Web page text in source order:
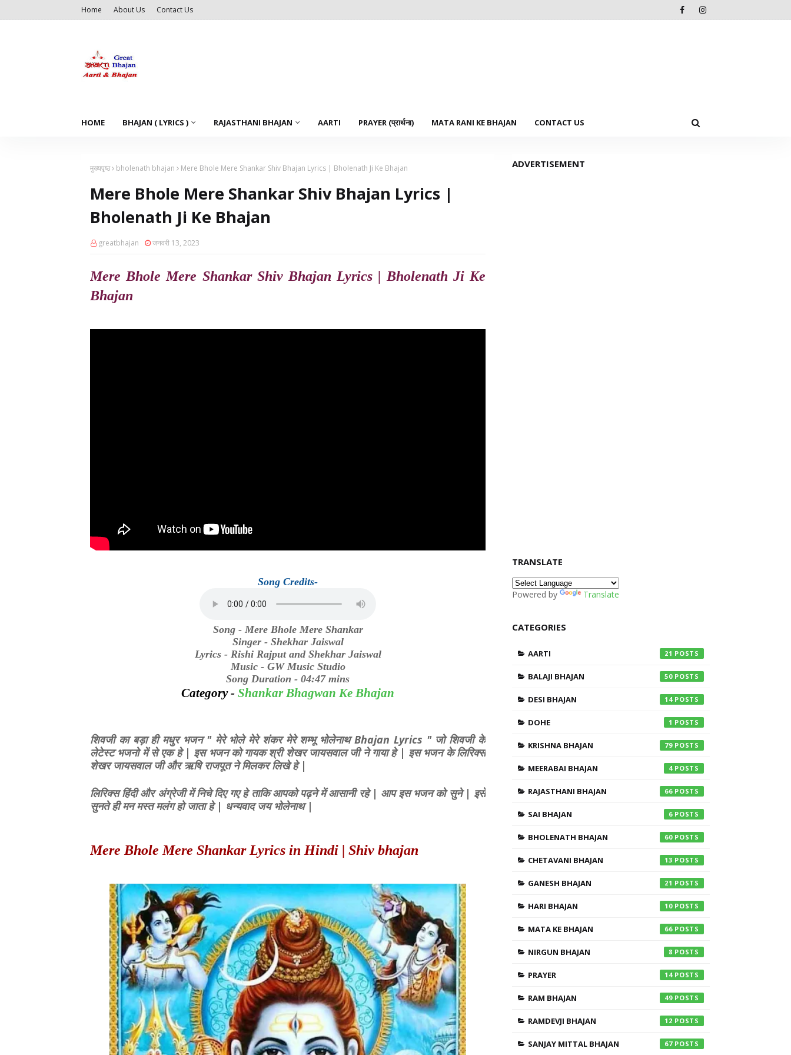
Home About Us Contact Us
HOME BHAJAN ( LYRICS ) RAJASTHANI BHAJAN AARTI PRAYER (प्रार्थना) MATA RANI KE BHAJAN CONTACT US
मुख्यपृष्ठ bholenath bhajan Mere Bhole Mere Shankar Shiv Bhajan Lyrics | Bholenath Ji Ke Bhajan
Mere Bhole Mere Shankar Shiv Bhajan Lyrics |
Bholenath Ji Ke Bhajan
greatbhajan जनवरी 13, 2023
Mere Bhole Mere Shankar Shiv Bhajan Lyrics | Bholenath Ji Ke
Bhajan
Song Credits-
Song - Mere Bhole Mere Shankar
Singer - Shekhar Jaiswal
Lyrics - Rishi Rajput and Shekhar Jaiswal
Music - GW Music Studio
Song Duration - 04:47 mins
Category - Shankar Bhagwan Ke Bhajan
शिवजी का बड़ा ही मधुर भजन " मेरे भोले मेरे शंकर मेरे शम्भू भोलेनाथ Bhajan Lyrics " जो शिवजी के
लेटेस्ट भजनो में से एक हे | इस भजन को गायक श्री शेखर जायसवाल जी ने गाया हे | इस भजन के लिरिक्स
शेखर जायसवाल जी और ऋषि राजपूत ने मिलकर लिखे हे |
लिरिक्स हिंदी और अंग्रेजी में निचे दिए गए हे ताकि आपको पढ़ने में आसानी रहे | आप इस भजन को सुने | इसे
सुनते ही मन मस्त मलंग हो जाता हे | धन्यवाद जय भोलेनाथ |
Mere Bhole Mere Shankar Lyrics in Hindi | Shiv bhajan
ADVERTISEMENT
TRANSLATE
Powered by Translate
CATEGORIES
AARTI 21
BALAJI BHAJAN 50
DESI BHAJAN 14
DOHE 1
KRISHNA BHAJAN 79
MEERABAI BHAJAN 4
RAJASTHANI BHAJAN 66
SAI BHAJAN 6
BHOLENATH BHAJAN 60
CHETAVANI BHAJAN 13
GANESH BHAJAN 21
HARI BHAJAN 10
MATA KE BHAJAN 66
NIRGUN BHAJAN 8
PRAYER 14
RAM BHAJAN 49
RAMDEVJI BHAJAN 12
SANJAY MITTAL BHAJAN 67